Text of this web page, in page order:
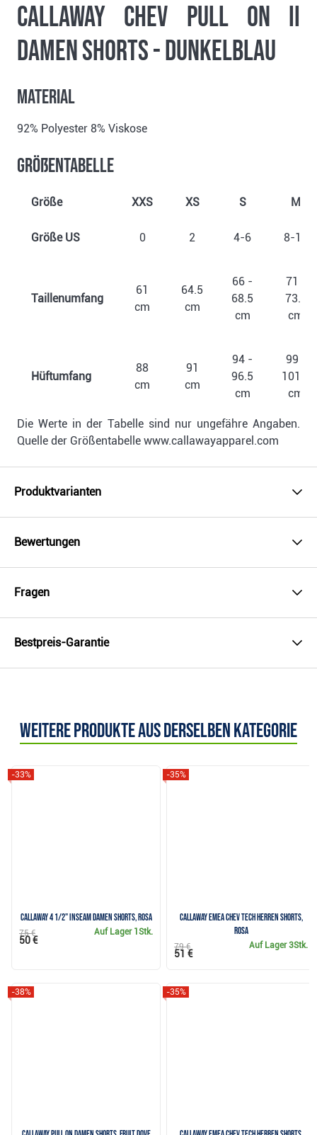
Callaway Chev Pull On II
Damen Shorts - dunkelblau
Material
92% Polyester 8% Viskose
Größentabelle
Größe XXS XS S M
Größe US 0 2 4-6 8-10
Taillenumfang
61
cm
64.5
cm
66 -
68.5
cm
71 -
73.5
cm
Hüftumfang
88
cm
91
cm
94 -
96.5
cm
99 -
101.5
cm
Die Werte in der Tabelle sind nur ungefähre Angaben.
Quelle der Größentabelle www.callawayapparel.com
Produktvarianten
Bewertungen
Fragen
Bestpreis-Garantie
Weitere Produkte aus derselben Kategorie
Callaway 4 1/2" Inseam Damen Shorts, rosa
-33%
Auf Lager 1Stk.
75 €
50 €
Callaway Emea Chev Tech Herren Shorts,
rosa
-35%
Auf Lager3Stk.
79 €
51 €
-38% -35%